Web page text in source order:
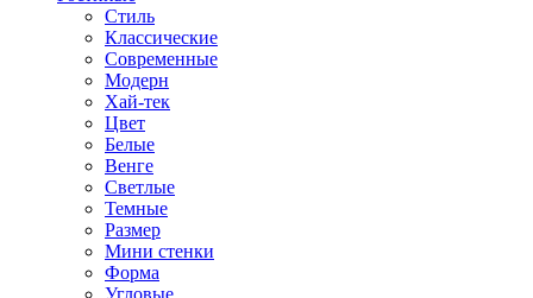
Стиль
Классические
Современные
Модерн
Хай-тек
Цвет
Белые
Венге
Светлые
Темные
Размер
Мини стенки
Форма
Угловые